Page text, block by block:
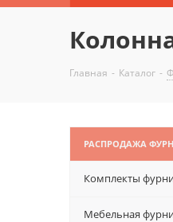
Главная - Каталог -
РАСПРОДАЖА
Комплекты
Мебельная